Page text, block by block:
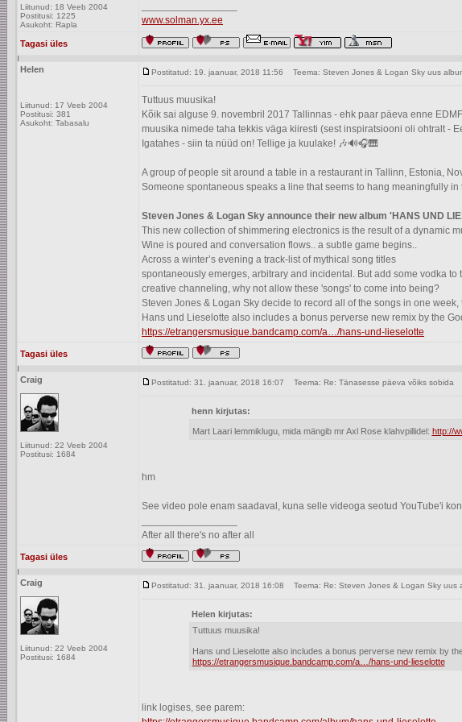
Liitunud: 18 Veeb 2004
Postitusi: 1225
Asukoht: Rapla
www.solman.yx.ee
Tagasi üles
Helen
Liitunud: 17 Veeb 2004
Postitusi: 381
Asukoht: Tabasalu
Postitatud: 19. jaanuar, 2018 11:56 Teema: Steven Jones & Logan Sky uus
Tuttuus muusika!
Kõik sai alguse 9. novembril 2017 Tallinnas - ehk paar päeva enne
muusika nimede taha tekkis väga kiiresti (sest inspiratsiooni oli ohtralt -
Igatahes - siin ta nüüd on! Tellige ja kuulake! 🎶🔊🎧🎹
A group of people sit around a table in a restaurant in Tallinn, Estonia,
Someone spontaneous speaks a line that seems to hang meaningfully
Steven Jones & Logan Sky announce their new album 'HANS UND
This new collection of shimmering electronics is the result of a dynamic
Wine is poured and conversation flows.. a subtle game begins..
Across a winter’s evening a track-list of mythical song titles
spontaneously emerges, arbitrary and incidental. But add some vodka
creative channeling, why not allow these 'songs' to come into being?
Steven Jones & Logan Sky decide to record all of the songs in one
Hans und Lieselotte also includes a bonus perverse new remix by the
https://etrangersmusique.bandcamp.com/a…/hans-und-lieselotte
Tagasi üles
Craig
Liitunud: 22 Veeb 2004
Postitusi: 1684
Postitatud: 31. jaanuar, 2018 16:07 Teema: Re: Tänasesse päeva võiks sobida
henn kirjutas:
Mart Laari lemmiklugu, mida mängib mr Axl Rose klahvpillidel: http://
hm
See video pole enam saadaval, kuna selle videoga seotud YouTube'i
After all there's no after all
Tagasi üles
Craig
Liitunud: 22 Veeb 2004
Postitusi: 1684
Postitatud: 31. jaanuar, 2018 16:08 Teema: Re: Steven Jones & Logan Sky uus
Helen kirjutas:
Tuttuus muusika!
Hans und Lieselotte also includes a bonus perverse new remix by
https://etrangersmusique.bandcamp.com/a…/hans-und-lieselotte
link logises, see parem: